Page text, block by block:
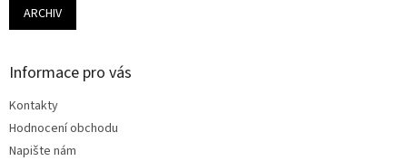
ARCHIV
Informace pro vás
Kontakty
Hodnocení obchodu
Napište nám